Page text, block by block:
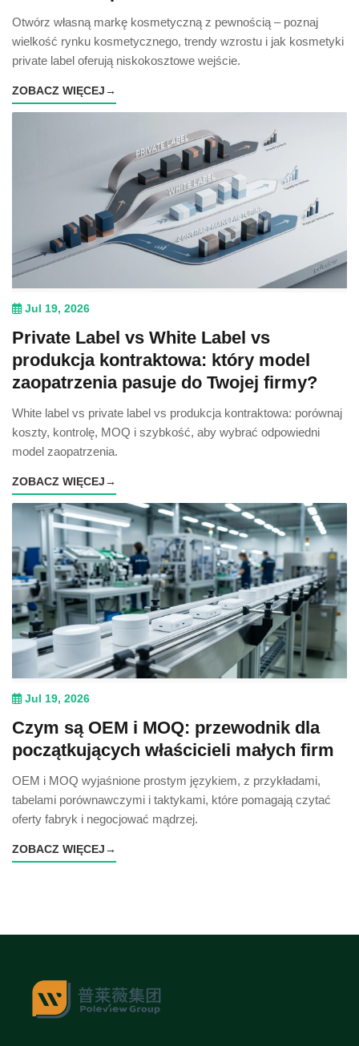
Otwórz własną markę kosmetyczną z pewnością – poznaj
wielkość rynku kosmetycznego, trendy wzrostu i jak kosmetyki
private label oferują niskokosztowe wejście.
ZOBACZ WIĘCEJ→
Jul 19, 2026
Private Label vs White Label vs
produkcja kontraktowa: który model
zaopatrzenia pasuje do Twojej firmy?
White label vs private label vs produkcja kontraktowa: porównaj
koszty, kontrolę, MOQ i szybkość, aby wybrać odpowiedni
model zaopatrzenia.
ZOBACZ WIĘCEJ→
Jul 19, 2026
Czym są OEM i MOQ: przewodnik dla
początkujących właścicieli małych firm
OEM i MOQ wyjaśnione prostym językiem, z przykładami,
tabelami porównawczymi i taktykami, które pomagają czytać
oferty fabryk i negocjować mądrzej.
ZOBACZ WIĘCEJ→